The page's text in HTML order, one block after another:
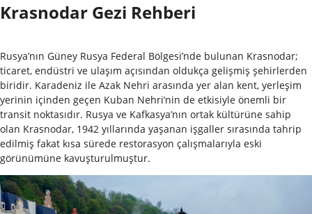
Krasnodar Gezi Rehberi
Rusya’nın Güney Rusya Federal Bölgesi’nde bulunan Krasnodar;
ticaret, endüstri ve ulaşım açısından oldukça gelişmiş şehirlerden
biridir. Karadeniz ile Azak Nehri arasında yer alan kent, yerleşim
yerinin içinden geçen Kuban Nehri’nin de etkisiyle önemli bir
transit noktasıdır. Rusya ve Kafkasya’nın ortak kültürüne sahip
olan Krasnodar, 1942 yıllarında yaşanan işgaller sırasında tahrip
edilmiş fakat kısa sürede restorasyon çalışmalarıyla eski
görünümüne kavuşturulmuştur.